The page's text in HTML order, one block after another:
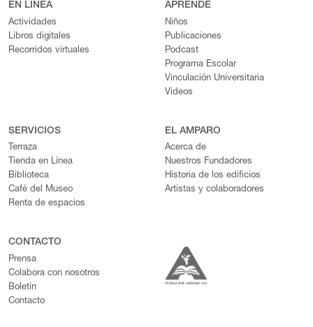
EN LÍNEA
Actividades
Libros digitales
Recorridos virtuales
APRENDE
Niños
Publicaciones
Podcast
Programa Escolar
Vinculación Universitaria
Videos
SERVICIOS
Terraza
Tienda en Línea
Biblioteca
Café del Museo
Renta de espacios
EL AMPARO
Acerca de
Nuestros Fundadores
Historia de los edificios
Artistas y colaboradores
CONTACTO
Prensa
Colabora con nosotros
Boletín
Contacto